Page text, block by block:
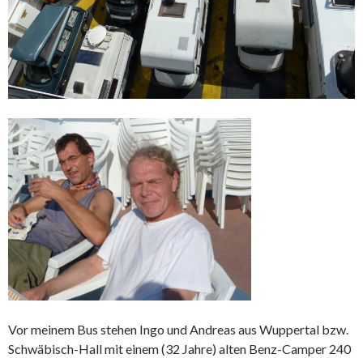
Vor meinem Bus stehen Ingo und Andreas aus Wuppertal bzw.
Schwäbisch-Hall mit einem (32 Jahre) alten Benz-Camper 240